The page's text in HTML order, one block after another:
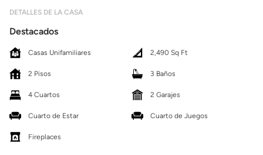
DETALLES DE LA CASA
Destacados
Casas Unifamiliares 2,490 Sq Ft
2 Pisos 3 Baños
4 Cuartos 2 Garajes
Cuarto de Estar Cuarto de Juegos
Fireplaces